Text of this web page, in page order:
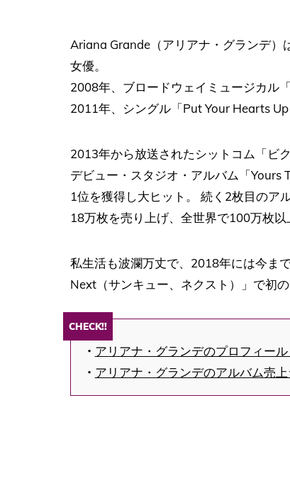
Ariana Grande（アリアナ・グランデ）
女優。
2008年、ブロードウェイミュージカル
2011年、シングル「Put Your Hearts
2013年から放送されたシットコム「ビ
デビュー・スタジオ・アルバム「Yours
1位を獲得し大ヒット。 続く2枚目のア
18万枚を売り上げ、全世界で100万枚以
私生活も波瀾万丈で、2018年には今ま
Next（サンキュー、ネクスト）」で初
CHECK!!
・ アリアナ・グランデのプロフィー
・ アリアナ・グランデのアルバム売